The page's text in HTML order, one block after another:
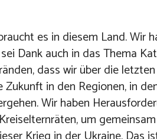
es in diesem Land. Wir
Dank auch in das Thema
dass wir über die
in den Regionen, in
Wir haben
um